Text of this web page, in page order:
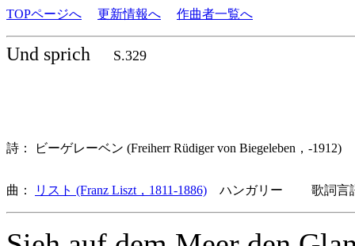
TOPページへ 更新情報へ 作曲者一覧へ
Und sprich S.329
詩： ビーゲレーベン (Freiherr Rüdiger von Biegeleben，-
曲： リスト (Franz Liszt，1811-1886) ハンガリー 歌詞言語